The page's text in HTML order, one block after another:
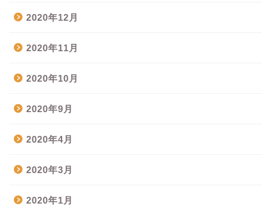
2020年12月
2020年11月
2020年10月
2020年9月
2020年4月
2020年3月
2020年1月